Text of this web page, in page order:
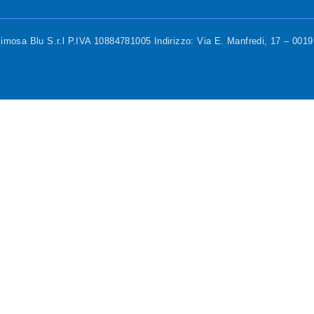
Blu S.r.l P.IVA 10884781005 Indirizzo: Via E. Manfredi, 17 –